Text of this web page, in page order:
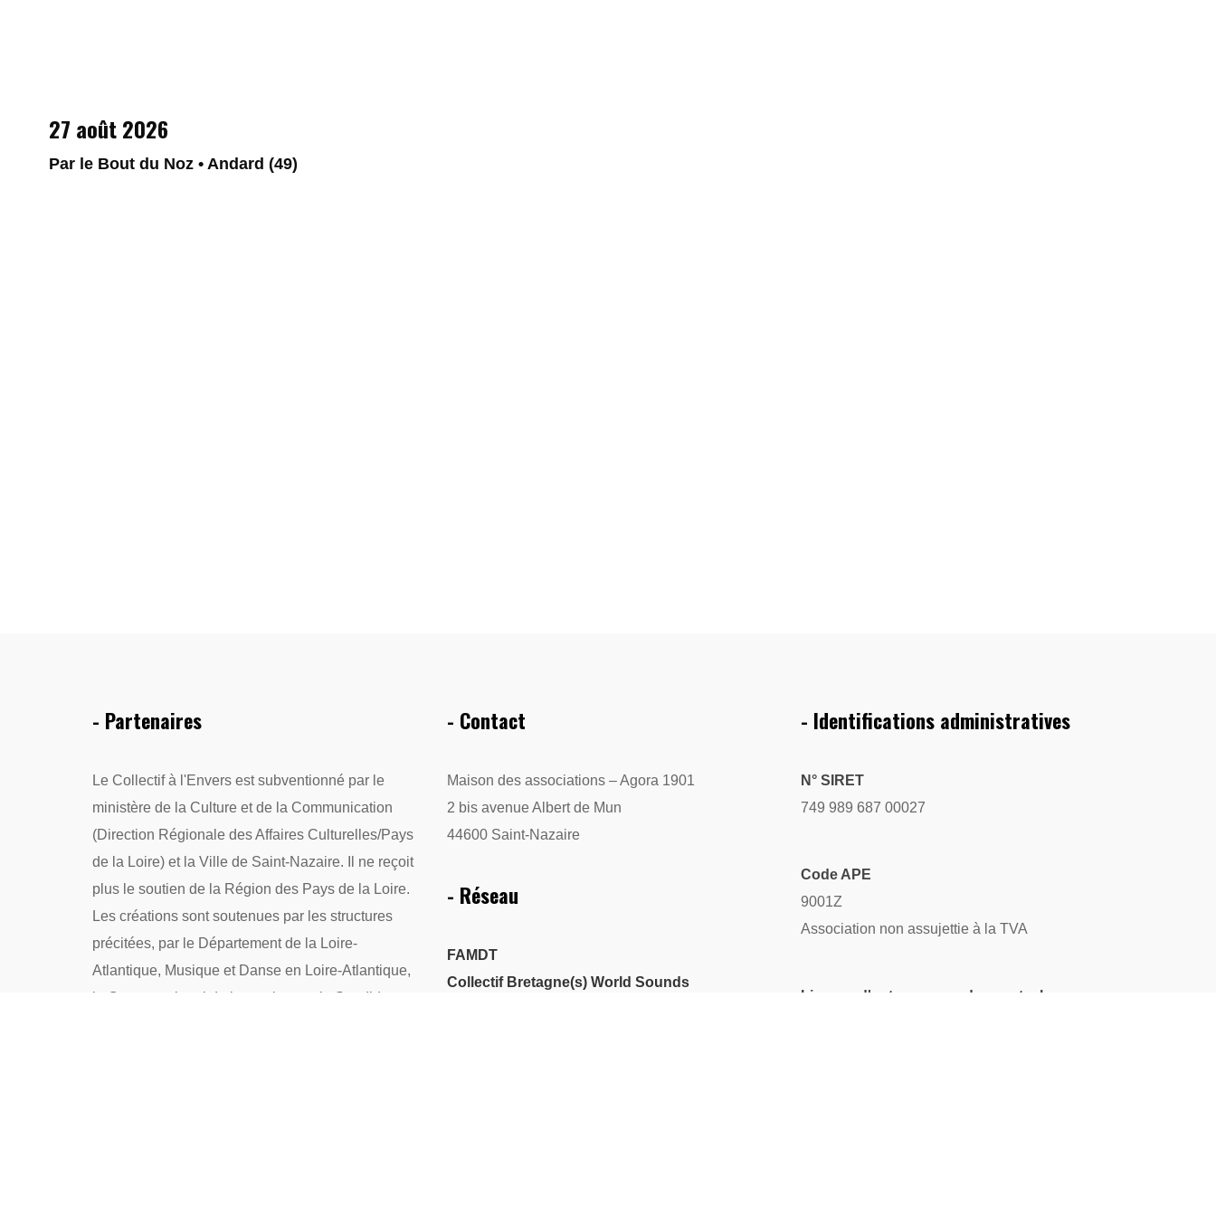
27 août 2026
Par le Bout du Noz • Andard (49)
- Partenaires
Le Collectif à l'Envers est subventionné par le
ministère de la Culture et de la Communication
(Direction Régionale des Affaires Culturelles/Pays
de la Loire) et la Ville de Saint-Nazaire. Il ne reçoit
plus le soutien de la Région des Pays de la Loire.
Les créations sont soutenues par les structures
précitées, par le Département de la Loire-
Atlantique, Musique et Danse en Loire-Atlantique,
le Centre national de la musique et la Spedidam.
- Contact
Maison des associations – Agora 1901
2 bis avenue Albert de Mun
44600 Saint-Nazaire
- Réseau
FAMDT
Collectif Bretagne(s) World Sounds
- Identifications administratives
N° SIRET
749 989 687 00027
Code APE
9001Z
Association non assujettie à la TVA
Licence d'entrepreneur de spectacles